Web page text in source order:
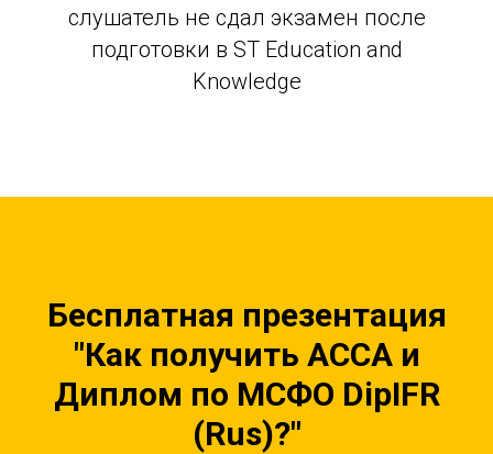
слушатель не сдал экзамен после
подготовки в ST Education and
Knowledge
Бесплатная презентация
"Как получить ACCA и
Диплом по МСФО DipIFR
(Rus)?"